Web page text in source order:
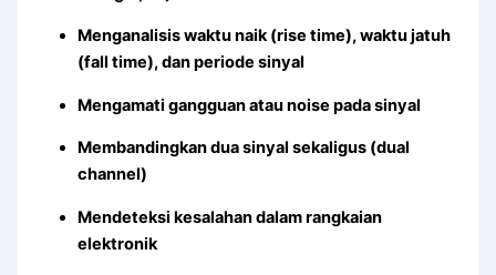
Menganalisis waktu naik (rise time), waktu jatuh
(fall time), dan periode sinyal
Mengamati gangguan atau noise pada sinyal
Membandingkan dua sinyal sekaligus (dual
channel)
Mendeteksi kesalahan dalam rangkaian
elektronik